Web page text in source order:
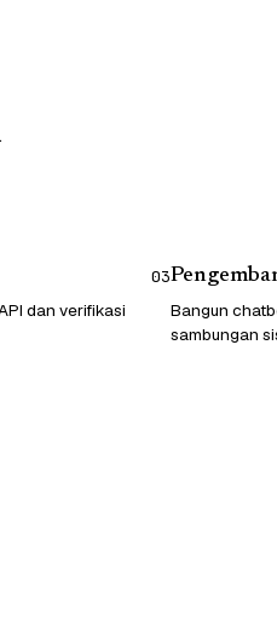
dan verifikasi
03
Bangun
sambungan